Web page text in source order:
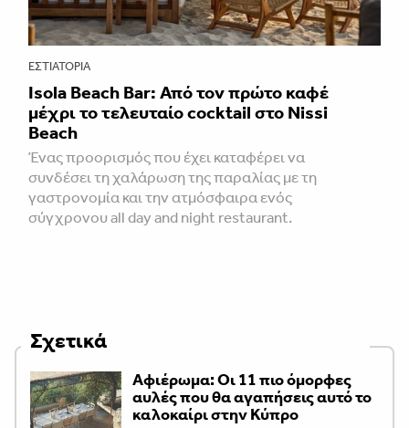
ΕΣΤΙΑΤΌΡΙΑ
Isola Beach Bar: Από τον πρώτο καφέ
μέχρι το τελευταίο cocktail στο Nissi
Beach
Ένας προορισμός που έχει καταφέρει να
συνδέσει τη χαλάρωση της παραλίας με τη
γαστρονομία και την ατμόσφαιρα ενός
σύγχρονου all day and night restaurant.
Σχετικά
Αφιέρωμα: Οι 11 πιο όμορφες
αυλές που θα αγαπήσεις αυτό το
καλοκαίρι στην Κύπρο